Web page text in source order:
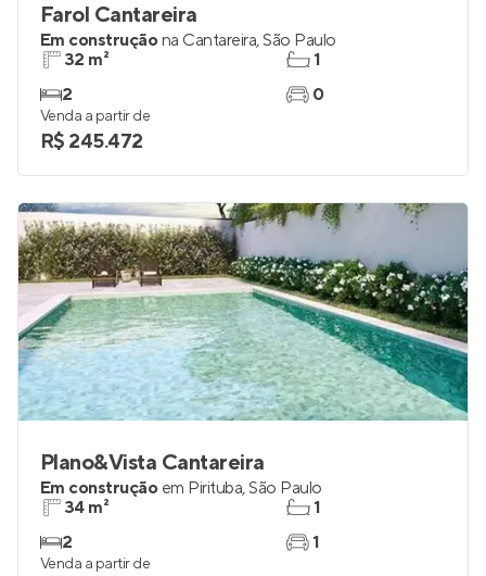
Farol Cantareira
Em construçãona Cantareira,São Paulo
32 m²
2
1
0
Venda a partir de
R$ 245.472
Plano&Vista Cantareira
Em construção em Pirituba,São Paulo
34 m²
2
1
1
Venda a partir de